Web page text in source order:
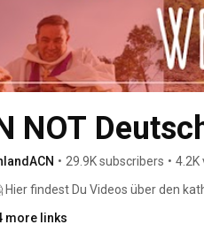
NOT
• 29.9K subscribers • 4.2K
Hier findest Du Videos über den
verpassen möchtest: Kanal
more links